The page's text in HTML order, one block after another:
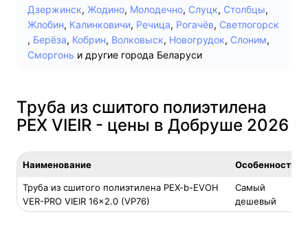
Дзержинск, Жодино, Молодечно, Слуцк, Столбцы,
Жлобин, Калинковичи, Речица, Рогачёв, Светлогорск
, Берёза, Кобрин, Волковыск, Новогрудок, Слоним,
Сморгонь и другие города Беларуси
Труба из сшитого полиэтилена
PEX VIEIR - цены в Добруше 2026
Наименование Особенность
Труба из сшитого полиэтилена PEX-b-EVOH
VER-PRO VIEIR 16×2.0 (VP76)
Самый
дешевый